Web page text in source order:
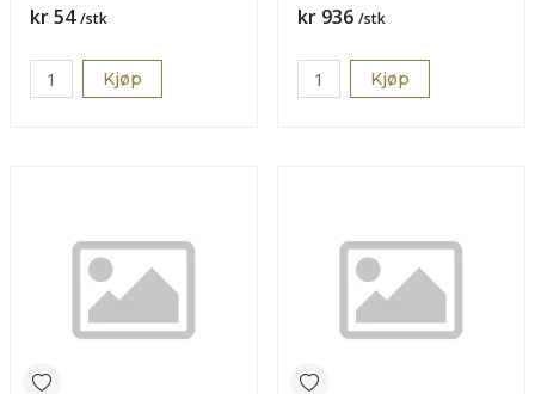
Pris
kr 54 /stk
Kjøp
Pris
kr 936 /stk
Kjøp